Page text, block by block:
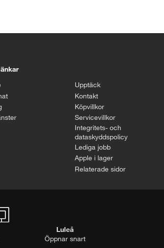
Upptäck
Kontakt
Köpvillkor
Servicevillkor
Integritets- och
dataskyddspolicy
Lediga jobb
Apple i lager
Relaterade sidor
Luleå
Öppnar snart